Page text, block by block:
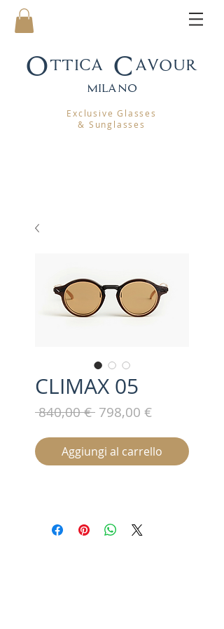
Ottica Cavour
milano
Exclusive Glasses
& Sunglasses
CLIMAX 05
840,00 € Prezzo
798,00 €Prezzo
Aggiungi al carrello